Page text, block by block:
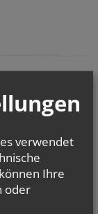
verwendet
Ihre
oder